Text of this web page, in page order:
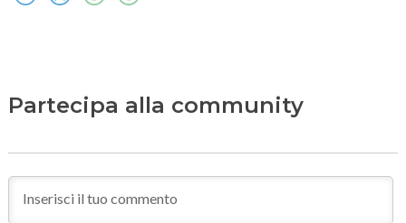
Partecipa alla community